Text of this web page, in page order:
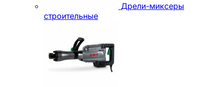
Дрели-миксеры
строительные